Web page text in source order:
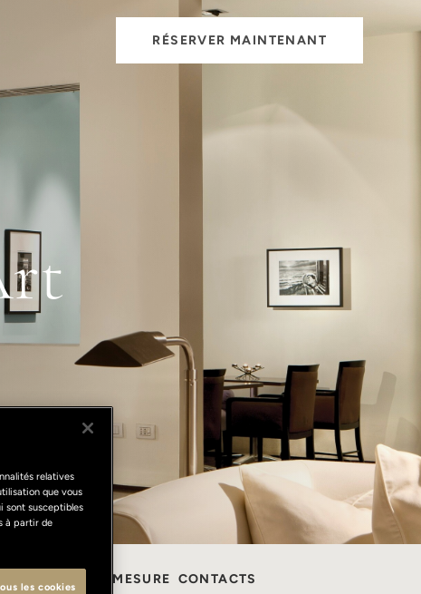
RÉSERVER MAINTENANT
SÉJOURS SUR MESURE CONTACTS
relatives
que vous
sont susceptibles
à partir de
les cookies